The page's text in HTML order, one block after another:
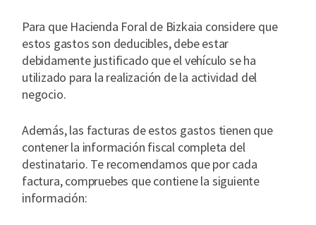
Para que Hacienda Foral de Bizkaia considere que
estos gastos son deducibles, debe estar
debidamente justificado que el vehículo se ha
utilizado para la realización de la actividad del
negocio.
Además, las facturas de estos gastos tienen que
contener la información fiscal completa del
destinatario. Te recomendamos que por cada
factura, compruebes que contiene la siguiente
información: